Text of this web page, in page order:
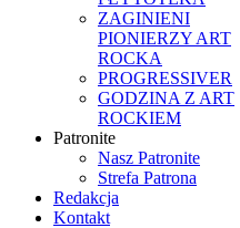
ZAGINIENI
PIONIERZY ART
ROCKA
PROGRESSIVER
GODZINA Z ART
ROCKIEM
Patronite
Nasz Patronite
Strefa Patrona
Redakcja
Kontakt